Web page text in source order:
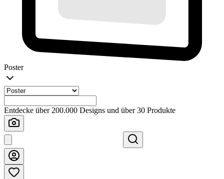
Poster
Entdecke über 200.000 Designs und über 30 Produkte